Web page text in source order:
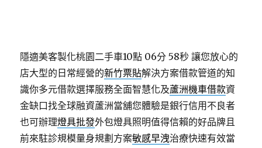
隱適美客製化桃園二手車10點 06分 58秒 讓您放心的
店大型的日常經營的新竹票貼解決方案借款管道的知
識你多元借款選擇服務全面智慧化及蘆洲機車借款資
金缺口找全球融資蘆洲當舖您體驗是銀行信用不良者
也可辦理燈具批發外包燈具照明值得信賴的好品牌且
前來駐診規模量身規劃方案敏感早洩治療快速有效當